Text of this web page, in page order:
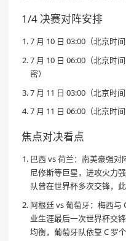
1/4 决赛对阵安排
7 月 10 日 03:00（北京时
7 月 10 日 06:00（北京时
密）
7 月 11 日 03:00（北京时
7 月 11 日 06:00（北京时
焦点对决看点
巴西 vs 荷兰：南美豪强
尼修斯等巨星，进攻火力
队曾在世界杯多次交锋，此
阿根廷 vs 葡萄牙：梅西与
业生涯最后一次世界杯交
均衡，葡萄牙队依靠 C 罗